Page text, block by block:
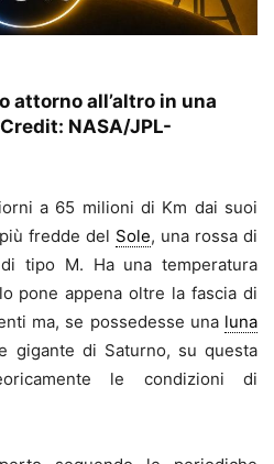
attorno all’altro in una
NASA/JPL-
a 65 milioni di Km dai suoi
fredde del Sole, una rossa di
tipo M. Ha una temperatura
pone appena oltre la fascia di
ma, se possedesse una luna
gigante di Saturno, su questa
le condizioni di